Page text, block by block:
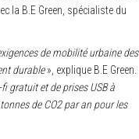
la B.E Green, spécialiste du
de mobilité urbaine des
durable», explique B.E Green.
gratuit et de prises USB à
de CO2 par an pour les